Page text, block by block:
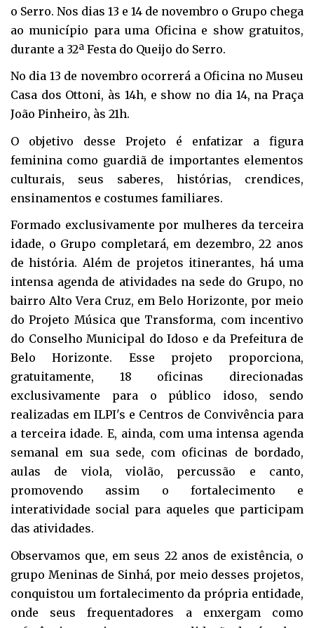
o Serro. Nos dias 13 e 14 de novembro o Grupo chega
ao município para uma Oficina e show gratuitos,
durante a 32ª Festa do Queijo do Serro.
No dia 13 de novembro ocorrerá a Oficina no Museu
Casa dos Ottoni, às 14h, e show no dia 14, na Praça
João Pinheiro, às 21h.
O objetivo desse Projeto é enfatizar a figura
feminina como guardiã de importantes elementos
culturais, seus saberes, histórias, crendices,
ensinamentos e costumes familiares.
Formado exclusivamente por mulheres da terceira
idade, o Grupo completará, em dezembro, 22 anos
de história. Além de projetos itinerantes, há uma
intensa agenda de atividades na sede do Grupo, no
bairro Alto Vera Cruz, em Belo Horizonte, por meio
do Projeto Música que Transforma, com incentivo
do Conselho Municipal do Idoso e da Prefeitura de
Belo Horizonte. Esse projeto proporciona,
gratuitamente, 18 oficinas direcionadas
exclusivamente para o público idoso, sendo
realizadas em ILPI's e Centros de Convivência para
a terceira idade. E, ainda, com uma intensa agenda
semanal em sua sede, com oficinas de bordado,
aulas de viola, violão, percussão e canto,
promovendo assim o fortalecimento e
interatividade social para aqueles que participam
das atividades.
Observamos que, em seus 22 anos de existência, o
grupo Meninas de Sinhá, por meio desses projetos,
conquistou um fortalecimento da própria entidade,
onde seus frequentadores a enxergam como